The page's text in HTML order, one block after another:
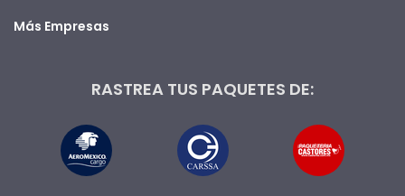
Más Empresas
RASTREA TUS PAQUETES DE: